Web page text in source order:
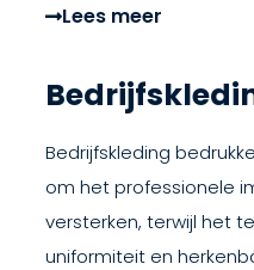
Lees meer
Bedrijfskleding
om het professionele
versterken, terwijl het
uniformiteit en